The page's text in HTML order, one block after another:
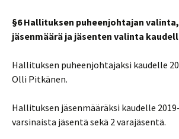
§6 Hallituksen puheenjohtajan
jäsenmäärä ja jäsenten valinta
Hallituksen puheenjohtajaksi kaudelle
Olli Pitkänen.
Hallituksen jäsenmääräksi kaudelle
varsinaista jäsentä sekä 2 varajäsentä.